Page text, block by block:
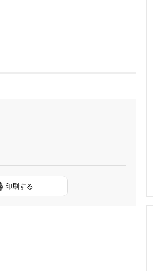
印刷する